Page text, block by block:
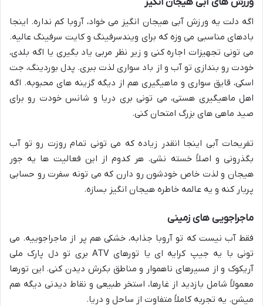
اگه دلت یه ورزش آبی هیجان انگیز می خواد، آروبا کم نداره. اینجا
بادهای مناسبی می وزه که برای ویندسرفینگ و کایت سرفینگ عالیه.
می تونی تجهیزات اجاره کنی و زیر نظر مربی یاد بگیری یا اگه بلدی،
خودت رو بندازی تو آب و از باد سواری لذت ببری. پدل بوردینگ، جت
اسکی، قایق سواری و ماهیگیری هم از دیگه گزینه های محبوبه. اگه
اهل ماهیگیری هستی، می تونی بری دریا و شانس خودت رو برای
صید ماهی های بزرگ امتحان کنی.
تفریحات آبی اینجا انقدر زیاده که می تونی تمام روزت رو تو آب
بگذرونی و اصلاً خسته نشی. هر کدوم از این فعالیت ها یه جور
هیجان و لذت خاص خودشون رو دارن که می تونه سفرت رو حسابی
پربار کنه و یه عالمه خاطره هیجان انگیز بسازه.
ماجراجویی های زمینی
فقط آب نیست که تو آروبا جذابه، خشکی هم پر از ماجراجوییه. می
تونی با یه جیپ کرایه ای یا تورهای ATV بری تو دل پارک ملی
آریکوک و از مسیرهای ناهموار و مناطق بکرش دیدن کنی. این تورها
معمولاً شامل بازدید از غارها، استخر طبیعی و نقاط دیدنی دیگه هم
میشن. یه تجربه کاملاً متفاوت از ساحل و دریا.